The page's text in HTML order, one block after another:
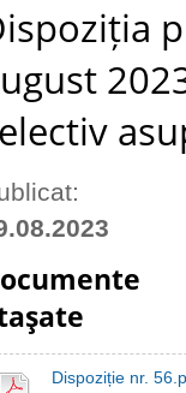
Dispoziție nr.